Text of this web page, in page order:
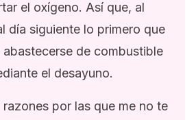
el oxígeno. Así que, al
día siguiente lo primero que
abastecerse de combustible
el desayuno.
razones por las que me no te